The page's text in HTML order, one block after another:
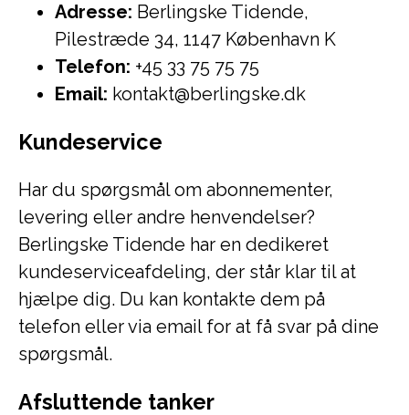
Adresse: Berlingske Tidende,
Pilestræde 34, 1147 København K
Telefon: +45 33 75 75 75
Email: kontakt@berlingske.dk
Kundeservice
Har du spørgsmål om abonnementer,
levering eller andre henvendelser?
Berlingske Tidende har en dedikeret
kundeserviceafdeling, der står klar til at
hjælpe dig. Du kan kontakte dem på
telefon eller via email for at få svar på dine
spørgsmål.
Afsluttende tanker